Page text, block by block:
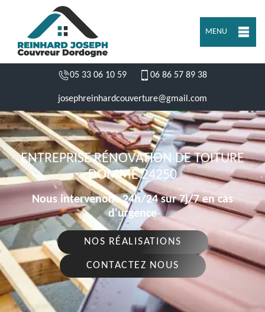
MENU
05 33 06 10 59 06 86 57 89 38
josephreinhardcouverture@gmail.com
ENTREPRISE RÉNOVATION DE TOITURE
DOMME 24250
Nous intervenons 24h/24 sur 7j/7 en cas
d'urgence
NOS RÉALISATIONS
CONTACTEZ NOUS